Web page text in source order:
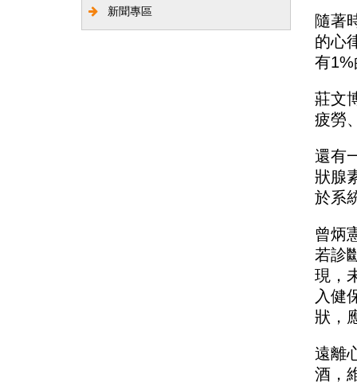
新聞專區
隨著
的心
有
莊文
疲勞
還有
狀腺
於系
曾炳
若診
現，
入健
狀，
遠離
酒，